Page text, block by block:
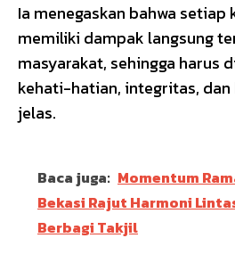
Ia menegaskan bahwa
memiliki dampak langsung
masyarakat, sehingga harus
kehati-hatian, integritas,
jelas.
Baca juga: Momentum
Bekasi Rajut Harmoni
Berbagi Takjil